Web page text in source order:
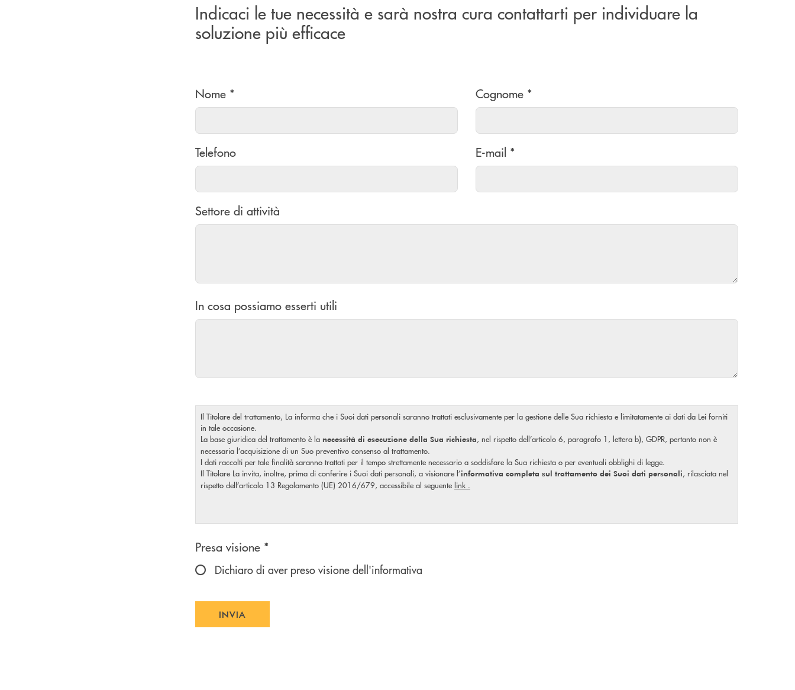
Indicaci le tue necessità e sarà nostra cura contattarti per individuare la
soluzione più efficace
Nome * Cognome *
Telefono E-mail *
Settore di attività
In cosa possiamo esserti utili
Il Titolare del trattamento, La informa che i Suoi dati personali saranno trattati esclusivamente per la gestione delle Sua richiesta e limitatamente ai dati da Lei forniti
in tale occasione.
La base giuridica del trattamento è la necessità di esecuzione della Sua richiesta, nel rispetto dell’articolo 6, paragrafo 1, lettera b), GDPR, pertanto non è
necessaria l’acquisizione di un Suo preventivo consenso al trattamento.
I dati raccolti per tale finalità saranno trattati per il tempo strettamente necessario a soddisfare la Sua richiesta o per eventuali obblighi di legge.
Il Titolare La invita, inoltre, prima di conferire i Suoi dati personali, a visionare l’informativa completa sul trattamento dei Suoi dati personali, rilasciata nel
rispetto dell’articolo 13 Regolamento (UE) 2016/679, accessibile al seguente link .
Scegliere un'opzione
Presa visione *
Dichiaro di aver preso visione dell'informativa
INVIA FORM
INVIA